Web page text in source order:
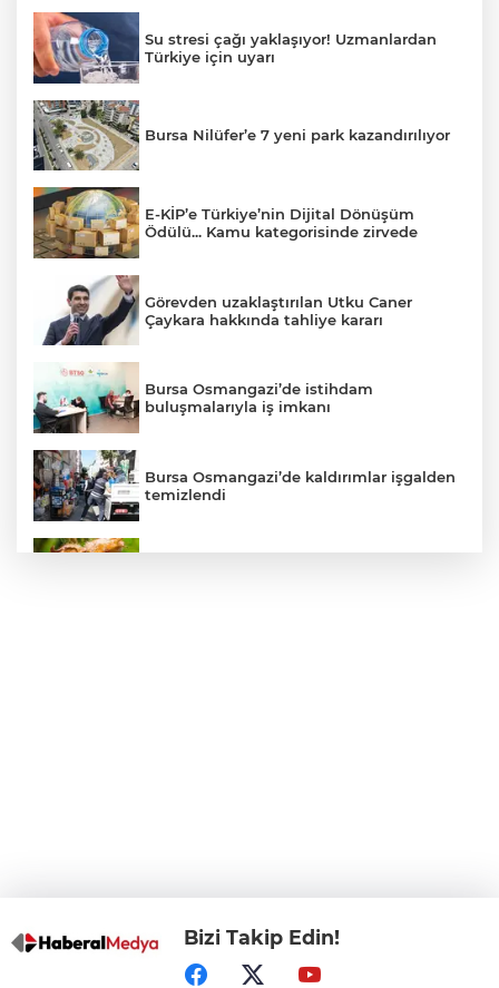
Su stresi çağı yaklaşıyor! Uzmanlardan
Türkiye için uyarı
Bursa Nilüfer’e 7 yeni park kazandırılıyor
E-KİP’e Türkiye’nin Dijital Dönüşüm
Ödülü... Kamu kategorisinde zirvede
Görevden uzaklaştırılan Utku Caner
Çaykara hakkında tahliye kararı
Bursa Osmangazi’de istihdam
buluşmalarıyla iş imkanı
Bursa Osmangazi’de kaldırımlar işgalden
temizlendi
Bizi Takip Edin!